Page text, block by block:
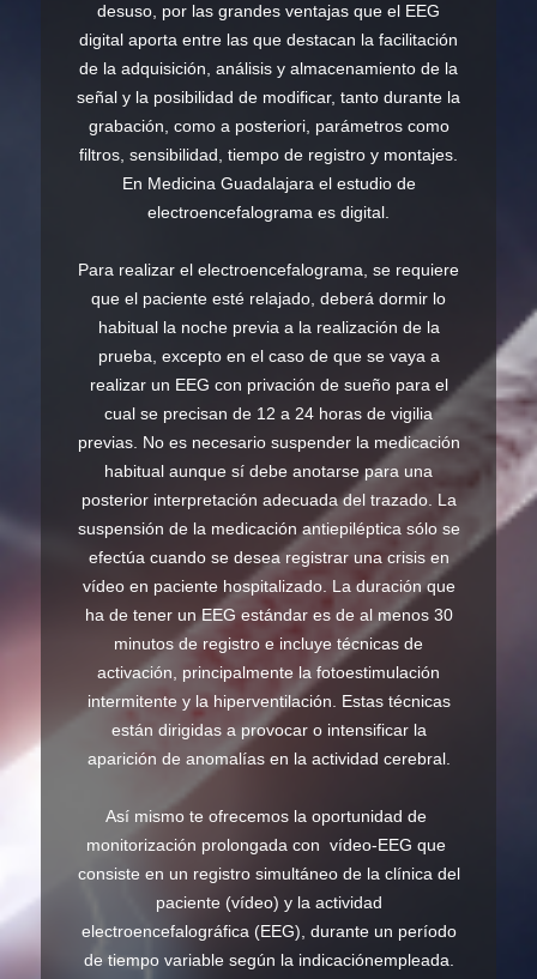
desuso, por las grandes ventajas que el EEG
digital aporta entre las que destacan la facilitación
de la adquisición, análisis y almacenamiento de la
señal y la posibilidad de modificar, tanto durante la
grabación, como a posteriori, parámetros como
filtros, sensibilidad, tiempo de registro y montajes.
En Medicina Guadalajara el estudio de
electroencefalograma es digital.
Para realizar el electroencefalograma, se requiere
que el paciente esté relajado, deberá dormir lo
habitual la noche previa a la realización de la
prueba, excepto en el caso de que se vaya a
realizar un EEG con privación de sueño para el
cual se precisan de 12 a 24 horas de vigilia
previas. No es necesario suspender la medicación
habitual aunque sí debe anotarse para una
posterior interpretación adecuada del trazado. La
suspensión de la medicación antiepiléptica sólo se
efectúa cuando se desea registrar una crisis en
vídeo en paciente hospitalizado. La duración que
ha de tener un EEG estándar es de al menos 30
minutos de registro e incluye técnicas de
activación, principalmente la fotoestimulación
intermitente y la hiperventilación. Estas técnicas
están dirigidas a provocar o intensificar la
aparición de anomalías en la actividad cerebral.
Así mismo te ofrecemos la oportunidad de
monitorización prolongada con vídeo-EEG que
consiste en un registro simultáneo de la clínica del
paciente (vídeo) y la actividad
electroencefalográfica (EEG), durante un período
de tiempo variable según la indicaciónempleada.